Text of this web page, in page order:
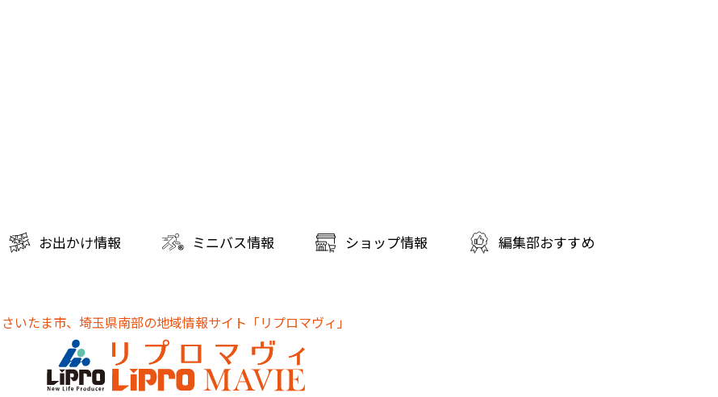
お出かけ情報 ミニバス情報 ショップ情報 編集部おすすめ
さいたま市、埼玉県南部の地域情報サイト 「リプロマヴィ」